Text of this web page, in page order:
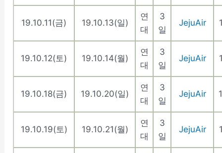
19.10.11(금) 19.10.13(일)
연
대
3
일
JejuAir
19.10.12(토) 19.10.14(월)
연
대
3
일
JejuAir
19.10.18(금) 19.10.20(일)
연
대
3
일
JejuAir
19.10.19(토) 19.10.21(월)
연
대
3
일
JejuAir